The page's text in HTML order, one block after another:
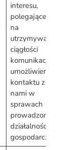
interesu,
polegającego
na
utrzymywaniu
ciągłości
komunikacji i
umożliwieniu
kontaktu z
nami w
sprawach
prowadzonej
działalności
gospodarczej